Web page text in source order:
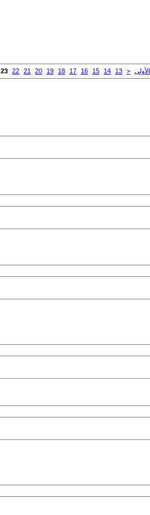
الأولى <
13
14
15
16
17
18
19
20
21
22
23